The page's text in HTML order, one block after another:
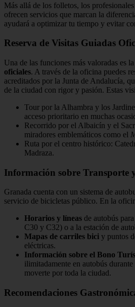
Más allá de los folletos, los
ofrecen servicios que marcan la
ayudará a optimizar tu tiempo y evitar
Reserva de Visitas Guiadas
Una de las funciones más valoradas es
oficiales. A través de la oficina puedes
acreditados por la Junta de Andalucía,
de la ciudad con rigor y pasión. Estas
Tour por la Alhambra y los
acceso prioritario en muchas
Recorrido por el Albaicín y el
miradores emblemáticos como el
Ruta por el centro histórico:
Madraza.
Información sobre Transporte
Granada cuenta con un sistema de
servicio de bicicletas público. En la
Horarios y líneas de autobús
C30 y C32) o a la estación de
Mapas de carriles bici y puntos
eléctricas.
Información sobre el Bono
ilimitadamente en autobús
moverte por toda la ciudad.
Recomendaciones